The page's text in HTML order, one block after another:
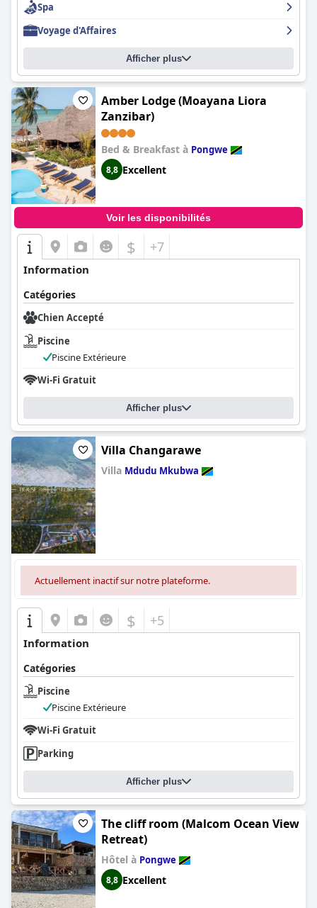
Spa
Voyage d'Affaires
Afficher plus
Amber Lodge (Moayana Liora
Zanzibar)
Bed & Breakfast à Pongwe
8,8 Excellent
Voir les disponibilités
$ +7
Information
Catégories
Chien Accepté
Piscine
Piscine Extérieure
Wi-Fi Gratuit
Afficher plus
Villa Changarawe
Villa Mdudu Mkubwa
Actuellement inactif sur notre plateforme.
$ +5
Information
Catégories
Piscine
Piscine Extérieure
Wi-Fi Gratuit
Parking
Afficher plus
The cliff room (Malcom Ocean View
Retreat)
Hôtel à Pongwe
8,8 Excellent